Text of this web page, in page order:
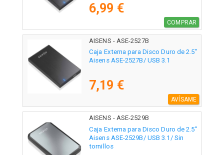
6,99 €
COMPRAR
AISENS - ASE-2527B
Caja Externa para Disco Duro de 2.5"
Aisens ASE-2527B/ USB 3.1
7,19 €
AVÍSAME
AISENS - ASE-2529B
Caja Externa para Disco Duro de 2.5"
Aisens ASE-2529B/ USB 3.1/ Sin
tornillos